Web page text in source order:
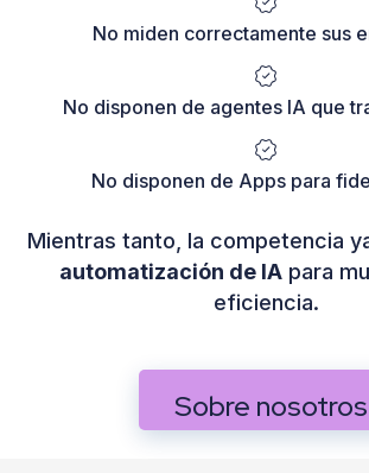
No miden correctamente sus
No disponen de agentes IA que
No disponen de Apps para
Mientras tanto, la competencia
automatización de IApara
eficiencia.
Sobre nosotros